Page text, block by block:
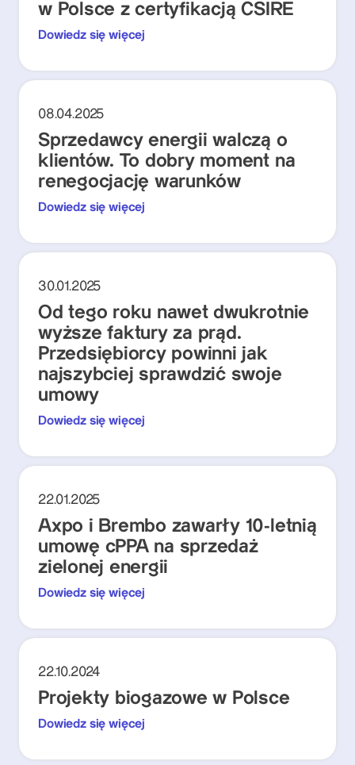
w Polsce z certyfikacją CSIRE
Dowiedz się więcej
08.04.2025
Sprzedawcy energii walczą o
klientów. To dobry moment na
renegocjację warunków
Dowiedz się więcej
30.01.2025
Od tego roku nawet dwukrotnie
wyższe faktury za prąd.
Przedsiębiorcy powinni jak
najszybciej sprawdzić swoje
umowy
Dowiedz się więcej
22.01.2025
Axpo i Brembo zawarły 10-letnią
umowę cPPA na sprzedaż
zielonej energii
Dowiedz się więcej
22.10.2024
Projekty biogazowe w Polsce
Dowiedz się więcej